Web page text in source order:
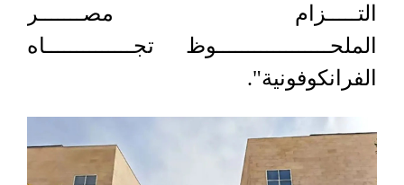
التـــــزام مصـــــــر
الملحــــــــــــــــــوظ تجــــــــــــــاه
الفرانكوفونية".